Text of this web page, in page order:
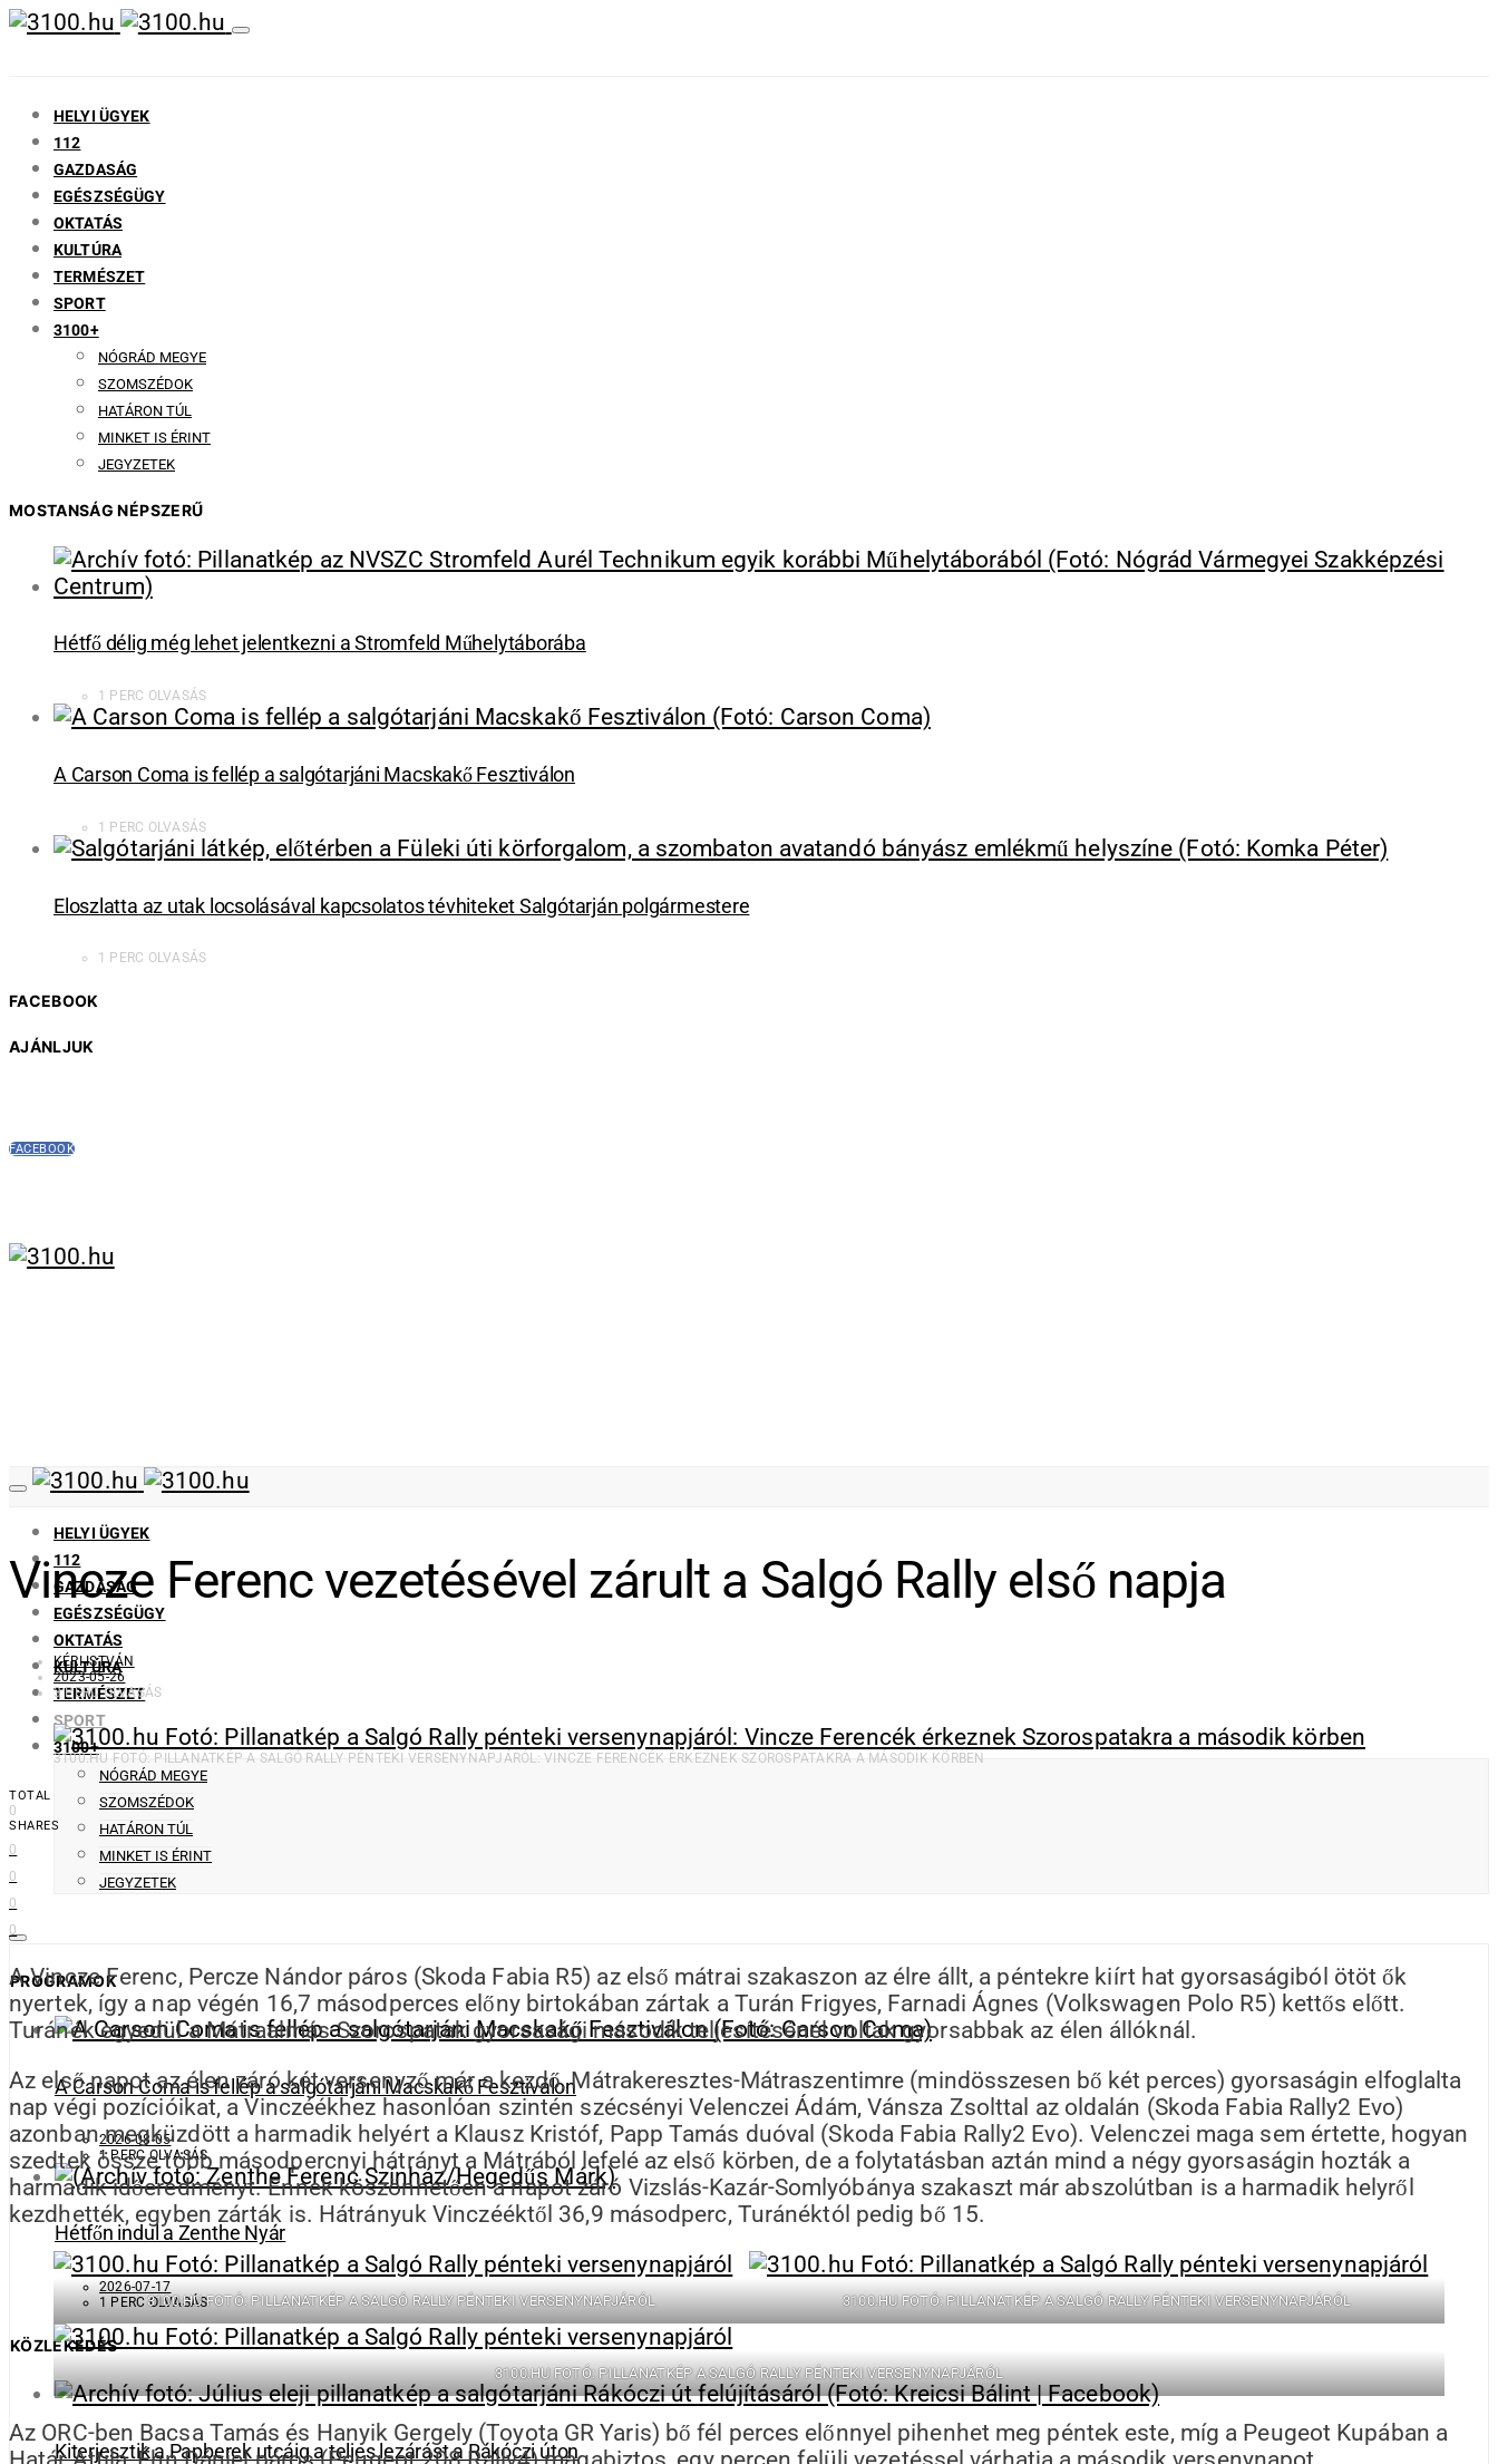
HELYI ÜGYEK
112
GAZDASÁG
EGÉSZSÉGÜGY
OKTATÁS
KULTÚRA
TERMÉSZET
SPORT
3100+
NÓGRÁD MEGYE
SZOMSZÉDOK
HATÁRON TÚL
MINKET IS ÉRINT
JEGYZETEK
MOSTANSÁG NÉPSZERŰ
Hétfő délig még lehet jelentkezni a Stromfeld Műhelytáborába
1 PERC OLVASÁS
A Carson Coma is fellép a salgótarjáni Macskakő Fesztiválon
1 PERC OLVASÁS
Eloszlatta az utak locsolásával kapcsolatos tévhiteket Salgótarján polgármestere
1 PERC OLVASÁS
FACEBOOK
AJÁNLJUK
FACEBOOK
HELYI ÜGYEK
112
GAZDASÁG
EGÉSZSÉGÜGY
OKTATÁS
KULTÚRA
TERMÉSZET
SPORT
3100+
NÓGRÁD MEGYE
SZOMSZÉDOK
HATÁRON TÚL
MINKET IS ÉRINT
JEGYZETEK
PROGRAMOK
A Carson Coma is fellép a salgótarjáni Macskakő Fesztiválon
2026-08-05
1 PERC OLVASÁS
Hétfőn indul a Zenthe Nyár
2026-07-17
1 PERC OLVASÁS
KÖZLEKEDÉS
Kiterjesztik a Papberek utcáig a teljes lezárást a Rákóczi úton
Vincze Ferenc vezetésével zárult a Salgó Rally első napja
KÉRI ISTVÁN
2023-05-26
3 PERC OLVASÁS
3100.HU FOTÓ: PILLANATKÉP A SALGÓ RALLY PÉNTEKI VERSENYNAPJÁRÓL: VINCZE FERENCÉK ÉRKEZNEK SZOROSPATAKRA A MÁSODIK KÖRBEN
TOTAL
0
SHARES
0
0
0
0
A Vincze Ferenc, Percze Nándor páros (Skoda Fabia R5) az első mátrai szakaszon az élre állt, a péntekre kiírt hat gyorsaságiból ötöt ők
nyertek, így a nap végén 16,7 másodperces előny birtokában zártak a Turán Frigyes, Farnadi Ágnes (Volkswagen Polo R5) kettős előtt.
Turánék egyedül a Mátraalmás-Szorospatak gyorsasági második teljesítésénél voltak gyorsabbak az élen állóknál.
Az első napot az élen záró két versenyző már a kezdő, Mátrakeresztes-Mátraszentimre (mindösszesen bő két perces) gyorsaságin elfoglalta
nap végi pozícióikat, a Vinczéékhez hasonlóan szintén szécsényi Velenczei Ádám, Vánsza Zsolttal az oldalán (Skoda Fabia Rally2 Evo)
azonban megküzdött a harmadik helyért a Klausz Kristóf, Papp Tamás duóval (Skoda Fabia Rally2 Evo). Velenczei maga sem értette, hogyan
szedtek össze több másodpercnyi hátrányt a Mátrából lefelé az első körben, de a folytatásban aztán mind a négy gyorsaságin hozták a
harmadik időeredményt. Ennek köszönhetően a napot záró Vizslás-Kazár-Somlyóbánya szakaszt már abszolútban is a harmadik helyről
kezdhették, egyben zárták is. Hátrányuk Vinczééktől 36,9 másodperc, Turánéktól pedig bő 15.
3100.HU FOTÓ: PILLANATKÉP A SALGÓ RALLY PÉNTEKI VERSENYNAPJÁRÓL 3100.HU FOTÓ: PILLANATKÉP A SALGÓ RALLY PÉNTEKI VERSENYNAPJÁRÓL
3100.HU FOTÓ: PILLANATKÉP A SALGÓ RALLY PÉNTEKI VERSENYNAPJÁRÓL
Az ORC-ben Bacsa Tamás és Hanyik Gergely (Toyota GR Yaris) bő fél perces előnnyel pihenhet meg péntek este, míg a Peugeot Kupában a